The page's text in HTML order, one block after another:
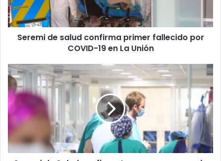
por
COVID-
19
Seremi de salud confirma primer fallecido por
COVID-19 en La Unión
Seremi
de
Salud
confirma
tres
nuevos
casos
de
COVID-